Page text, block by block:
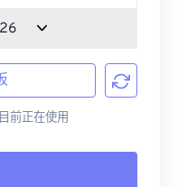
前正在使用